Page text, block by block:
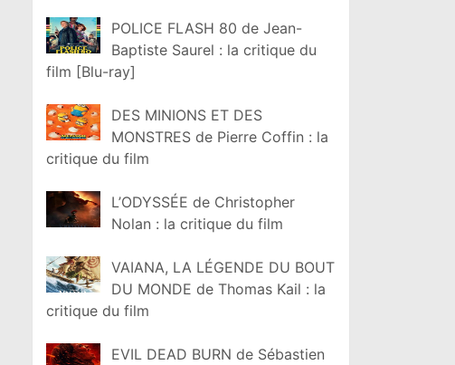
POLICE FLASH 80 de Jean-
Baptiste Saurel : la critique du
film [Blu-ray]
DES MINIONS ET DES
MONSTRES de Pierre Coffin : la
critique du film
L’ODYSSÉE de Christopher
Nolan : la critique du film
VAIANA, LA LÉGENDE DU BOUT
DU MONDE de Thomas Kail : la
critique du film
EVIL DEAD BURN de Sébastien